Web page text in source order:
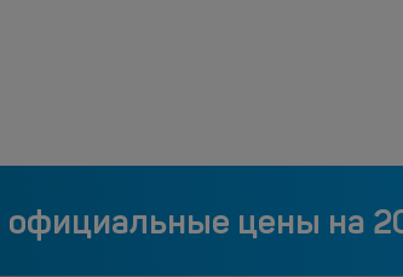
официальные цены на